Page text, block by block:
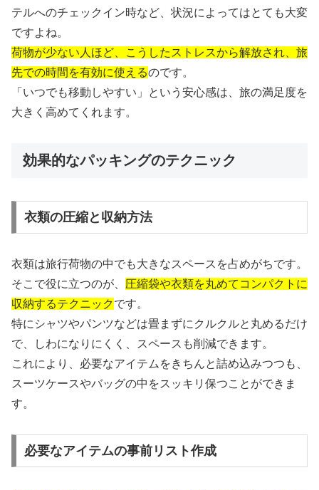
テルへのチェックイン時など、状況によってはとても大変
ですよね。
荷物が少ない人ほど、こうしたストレスから解放され、旅
先での時間を有効に使えるのです。
「いつでも移動しやすい」という安心感は、旅の満足度を
大きく高めてくれます。
効果的なパッキングのテクニック
衣類の圧縮と収納方法
衣類は旅行荷物の中でも大きなスペースを占めがちです。
そこで役に立つのが、 圧縮袋や衣類を丸めてコンパクトに
収納するテクニック です。
特にシャツやパンツなどは畳まずにクルクルと丸めるだけ
で、しわになりにくく、スペースも削減できます。
これにより、必要なアイテムをきちんと詰め込みつつも、
スーツケースやバッグの中をスッキリ保つことができま
す。
必要なアイテムの事前リスト作成